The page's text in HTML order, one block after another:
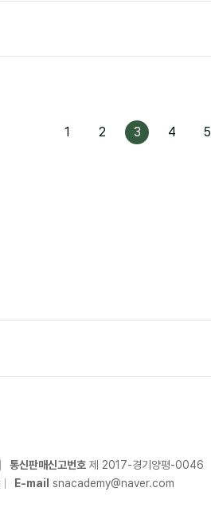
1 2 3 4 5
통신판매신고번호 제 2017-경기양평-0046
E-mail snacademy@naver.com